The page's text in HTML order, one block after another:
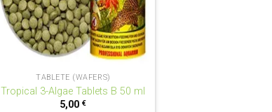
TABLETE (WAFERS)
Tropical 3-Algae Tablets B 50 ml
5,00€